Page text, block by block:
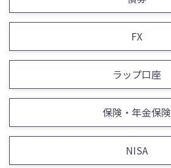
FX
ラップ口座
保険・年金保険
NISA